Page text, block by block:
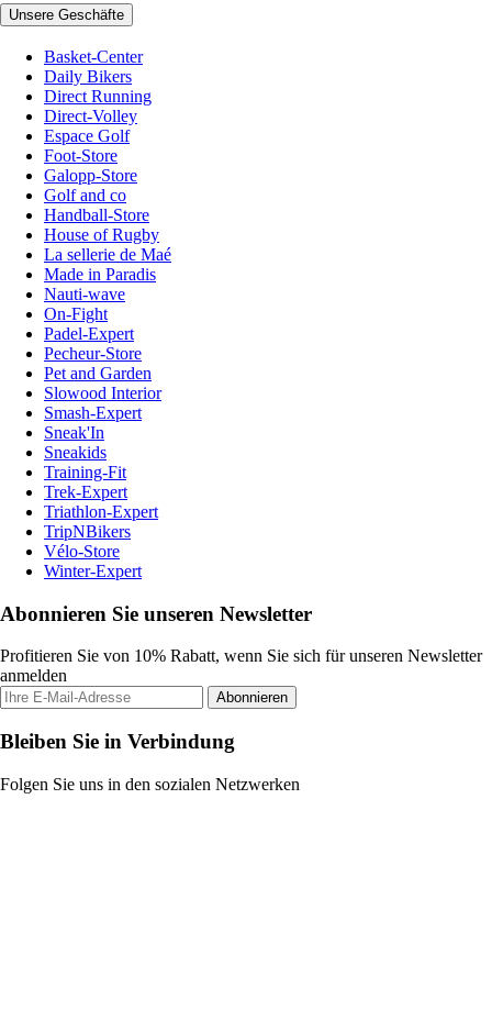
Unsere Geschäfte
Basket-Center
Daily Bikers
Direct Running
Direct-Volley
Espace Golf
Foot-Store
Galopp-Store
Golf and co
Handball-Store
House of Rugby
La sellerie de Maé
Made in Paradis
Nauti-wave
On-Fight
Padel-Expert
Pecheur-Store
Pet and Garden
Slowood Interior
Smash-Expert
Sneak'In
Sneakids
Training-Fit
Trek-Expert
Triathlon-Expert
TripNBikers
Vélo-Store
Winter-Expert
Abonnieren Sie unseren Newsletter
Profitieren Sie von 10% Rabatt, wenn Sie sich für unseren Newsletter
anmelden
Abonnieren
Bleiben Sie in Verbindung
Folgen Sie uns in den sozialen Netzwerken